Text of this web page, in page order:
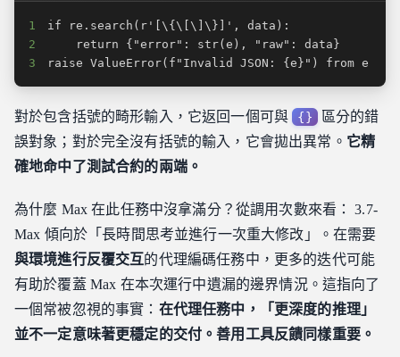
1
2
3
raise ValueError(f"Invalid JSON: {e}") from e
對於包含括號的畸形輸入，它返回一個可與 {} 區分的錯
誤對象；對於完全沒有括號的輸入，它會拋出異常。 它精
確地命中了測試合約的兩端。
為什麼 Max 在此任務中沒拿滿分？從調用次數來看： 3.7-
Max 傾向於「長時間思考並進行一次重大修改」。在需要
與環境進行反覆交互的代理編碼任務中，更多的迭代可能
有助於覆蓋 Max 在本次運行中遺漏的邊界情況。這指向了
一個常被忽視的事實： 在代理任務中，「更深度的推理」
並不一定意味著更穩定的交付。善用工具反饋同樣重要。